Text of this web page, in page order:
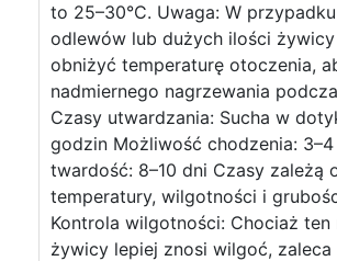
to 25–30°C. Uwaga: W
odlewów lub dużych ilości
obniżyć temperaturę otoczenia,
nadmiernego nagrzewania
Czasy utwardzania: Sucha w
godzin Możliwość chodzenia: 3–4
twardość: 8–10 dni Czasy zależą
temperatury, wilgotności i
Kontrola wilgotności: Chociaż ten
żywicy lepiej znosi wilgoć, zaleca